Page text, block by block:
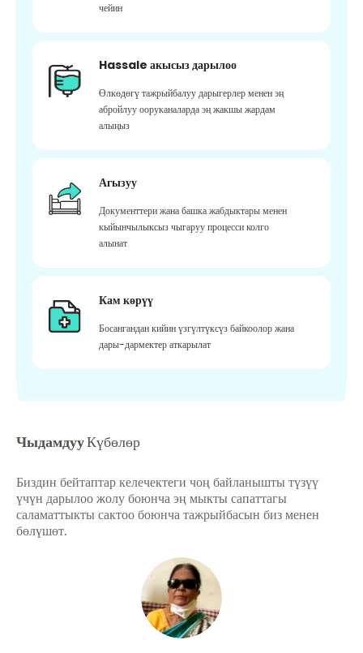
чейин
Hassale акысыз дарылоо
Өлкөдөгү тажрыйбалуу дарыгерлер менен эң
абройлуу ооруканаларда эң жакшы жардам
алыңыз
Агызуу
Документтери жана башка жабдыктары менен
кыйынчылыксыз чыгаруу процесси колго
алынат
Кам көрүү
Босангандан кийин үзгүлтүксүз байкоолор жана
дары-дармектер аткарылат
ЧыдамдууКүбөлөр
Биздин бейтаптар келечектеги чоң байланышты түзүү
үчүн дарылоо жолу боюнча эң мыкты сапаттагы
саламаттыкты сактоо боюнча тажрыйбасын биз менен
бөлүшөт.